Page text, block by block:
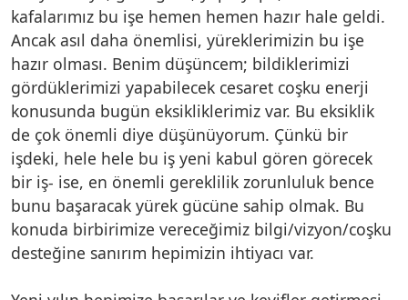
kafalarımız bu işe hemen hemen hazır hale geldi.
Ancak asıl daha önemlisi, yüreklerimizin bu işe
hazır olması. Benim düşüncem; bildiklerimizi
gördüklerimizi yapabilecek cesaret coşku enerji
konusunda bugün eksikliklerimiz var. Bu eksiklik
de çok önemli diye düşünüyorum. Çünkü bir
işdeki, hele hele bu iş yeni kabul gören görecek
bir iş- ise, en önemli gereklilik zorunluluk bence
bunu başaracak yürek gücüne sahip olmak. Bu
konuda birbirimize vereceğimiz bilgi/vizyon/coşku
desteğine sanırım hepimizin ihtiyacı var.